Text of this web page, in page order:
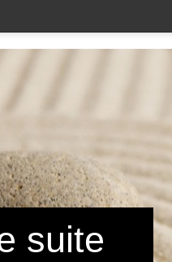
suite